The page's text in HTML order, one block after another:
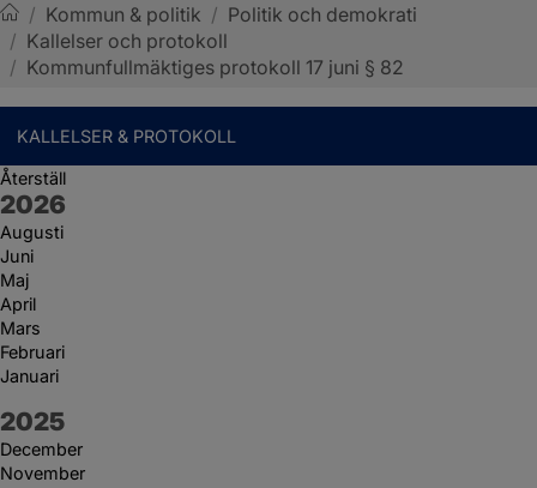
Sotenäs kommun
/ Kommun & politik / Politik och demokrati
/ Kallelser och protokoll
/ Kommunfullmäktiges protokoll 17 juni § 82
KALLELSER & PROTOKOLL
Återställ
År:
2026
Augusti
Juni
Maj
April
Mars
Februari
Januari
År:
2025
December
November